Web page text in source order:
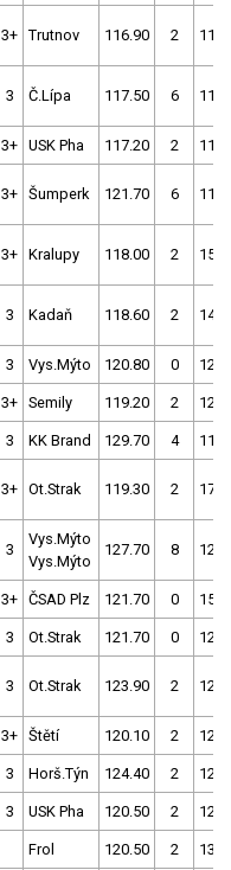
3+ Trutnov 116.90 2
3 Č.Lípa 117.50 6
3+ USK Pha 117.20 2
3+ Šumperk 121.70 6
3+ Kralupy 118.00 2
3 Kadaň 118.60 2
3 Vys.Mýto 120.80 0
3+ Semily 119.20 2
3 KK Brand 129.70 4
3+ Ot.Strak 119.30 2
3
Vys.Mýto
Vys.Mýto
127.70 8
3+ ČSAD Plz 121.70 0
3 Ot.Strak 121.70 0
3 Ot.Strak 123.90 2
3+ Štětí 120.10 2
3 Horš.Týn 124.40 2
3 USK Pha 120.50 2
Frol 120.50 2